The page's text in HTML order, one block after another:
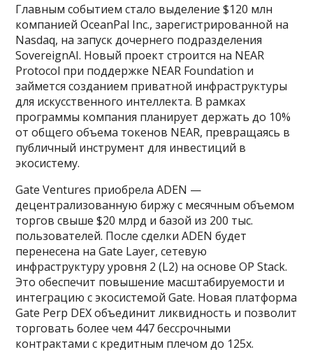
Главным событием стало выделение $120 млн
компанией OceanPal Inc., зарегистрированной на
Nasdaq, на запуск дочернего подразделения
SovereignAI. Новый проект строится на NEAR
Protocol при поддержке NEAR Foundation и
займется созданием приватной инфраструктуры
для искусственного интеллекта. В рамках
программы компания планирует держать до 10%
от общего объема токенов NEAR, превращаясь в
публичный инструмент для инвестиций в
экосистему.
Gate Ventures приобрела ADEN —
децентрализованную биржу с месячным объемом
торгов свыше $20 млрд и базой из 200 тыс.
пользователей. После сделки ADEN будет
перенесена на Gate Layer, сетевую
инфраструктуру уровня 2 (L2) на основе OP Stack.
Это обеспечит повышение масштабируемости и
интеграцию с экосистемой Gate. Новая платформа
Gate Perp DEX объединит ликвидность и позволит
торговать более чем 447 бессрочными
контрактами с кредитным плечом до 125x.